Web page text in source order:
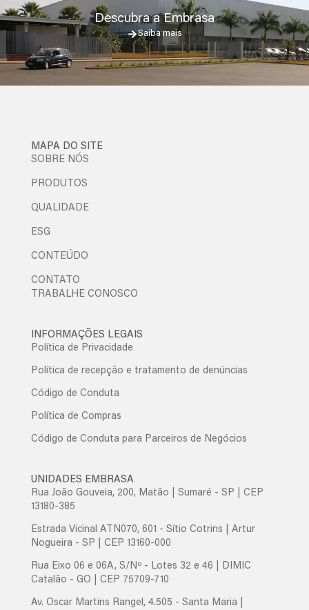
Descubra a Embrasa
Saiba mais
MAPA DO SITE
SOBRE NÓS
PRODUTOS
QUALIDADE
ESG
CONTEÚDO
CONTATO
TRABALHE CONOSCO
INFORMAÇÕES LEGAIS
Política de Privacidade
Política de recepção e tratamento de denúncias
Código de Conduta
Política de Compras
Código de Conduta para Parceiros de Negócios
UNIDADES EMBRASA
Rua João Gouveia, 200, Matão | Sumaré - SP | CEP
13180-385
Estrada Vicinal ATN070, 601 - Sítio Cotrins | Artur
Nogueira - SP | CEP 13160-000
Rua Eixo 06 e 06A, S/Nº - Lotes 32 e 46 | DIMIC
Catalão - GO | CEP 75709-710
Av. Oscar Martins Rangel, 4.505 - Santa Maria |